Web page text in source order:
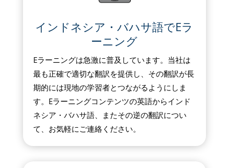
インドネシア・バハサ語でEラ
ーニング
Eラーニングは急激に普及しています。当社は
最も正確で適切な翻訳を提供し、その翻訳が長
期的には現地の学習者とつながるようにしま
す。Eラーニングコンテンツの英語からインド
ネシア・バハサ語、またその逆の翻訳につい
て、お気軽にご連絡ください。